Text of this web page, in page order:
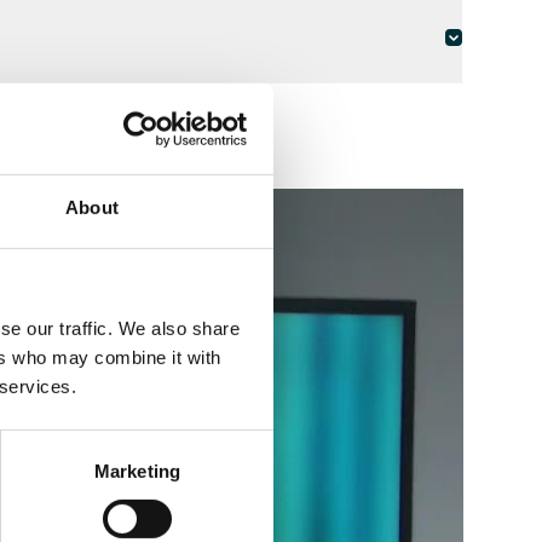
About
our traffic. We also share
who may combine it with
Marketing